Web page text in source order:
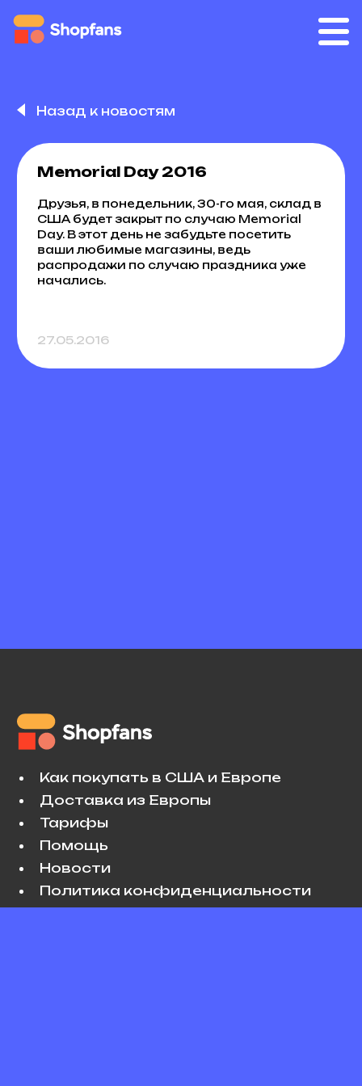
Назад к новостям
Memorial Day 2016
Друзья, в понедельник, 30-го мая, склад в
США будет закрыт по случаю Memorial
Day. В этот день не забудьте посетить
ваши любимые магазины, ведь
распродажи по случаю праздника уже
начались.
27.05.2016
Как покупать в США и Европе
Доставка из Европы
Тарифы
Помощь
Новости
Политика конфиденциальности